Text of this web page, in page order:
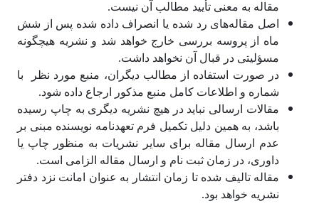
مقاله به معنی تأیید مطالب آن نیست.
اصل مقاله‌های رد شده یا انصراف داده شده پس از شش
ماه از پروسه بررسی خارج خواهد شد و نشریه هیچگونه
مسؤلیتی در قبال آن نخواهد داشت.
در صورت استفاده از مطالب دیگران، منبع مورد نظر با
شماره و اطلاعات کامل منبع مذکور ارجاع داده شود.
مقالات ارسالی نباید در هیچ نشریه دیگری به چاپ رسیده
باشد، به همین دلیل تکمیل فرم‌ تعهدنامه نویسنده مبنی بر
عدم ارسال مقاله برای سایر نشریات به منظور چاپ یا
داوری، در زمان ثبت نام و ارسال مقاله الزامی است.
مقاله تالیف شده تا زمان انتشار به عنوان امانت نزد دفتر
نشریه خواهد بود.